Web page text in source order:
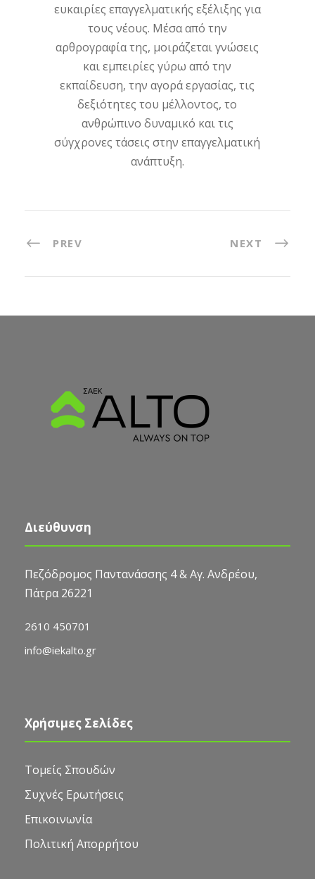
ευκαιρίες επαγγελματικής εξέλιξης για
τους νέους. Μέσα από την
αρθρογραφία της, μοιράζεται γνώσεις
και εμπειρίες γύρω από την
εκπαίδευση, την αγορά εργασίας, τις
δεξιότητες του μέλλοντος, το
ανθρώπινο δυναμικό και τις
σύγχρονες τάσεις στην επαγγελματική
ανάπτυξη.
PREV NEXT
Διεύθυνση
Πεζόδρομος Παντανάσσης 4 & Αγ. Ανδρέου,
Πάτρα 26221
2610 450701
info@iekalto.gr
Χρήσιμες Σελίδες
Τομείς Σπουδών
Συχνές Ερωτήσεις
Επικοινωνία
Πολιτική Απορρήτου